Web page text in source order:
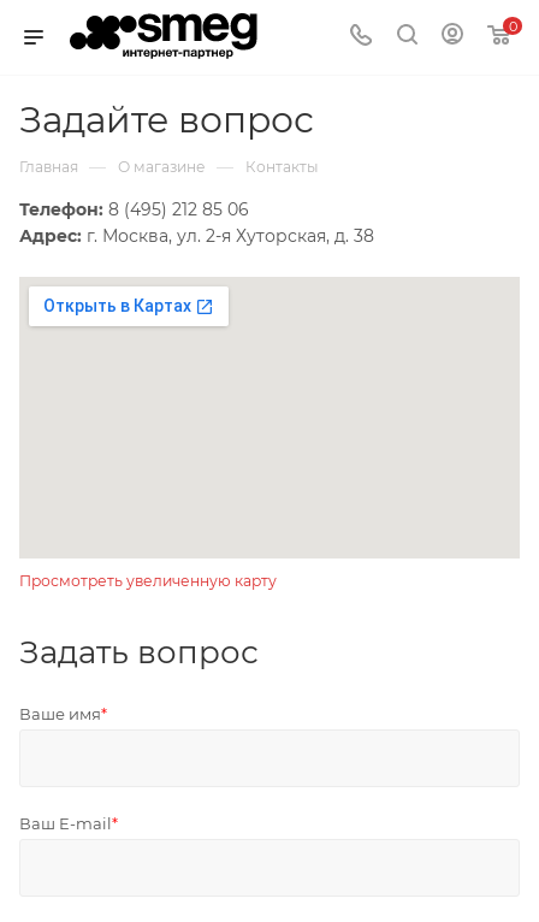
0
Задайте вопрос
Главная — О магазине — Контакты
Телефон: 8 (495) 212 85 06
Адрес: г. Москва, ул. 2-я Хуторская, д. 38
Просмотреть увеличенную карту
Задать вопрос
Ваше имя*
Ваш E-mail*